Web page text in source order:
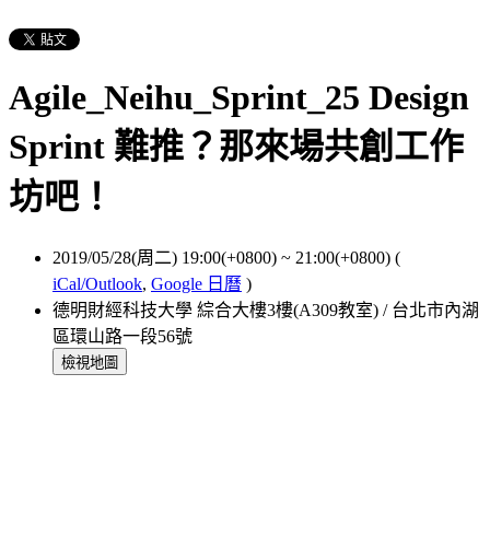
Agile_Neihu_Sprint_25 Design
Sprint 難推？那來場共創工作
坊吧！
2019/05/28(周二) 19:00(+0800) ~ 21:00(+0800) (
iCal/Outlook, Google 日曆 )
德明財經科技大學 綜合大樓3樓(A309教室) / 台北市內湖
區環山路一段56號
檢視地圖